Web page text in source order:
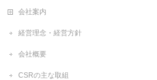
会社案内
経営理念・経営方針
会社概要
CSRの主な取組